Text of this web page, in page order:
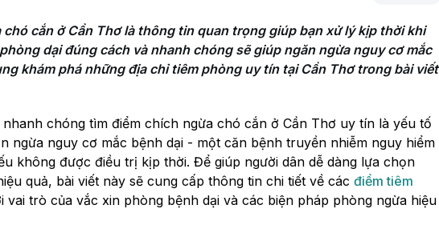
cắn ở Cần Thơ là thông tin quan trọng giúp bạn xử lý kịp thời khi
dại đúng cách và nhanh chóng sẽ giúp ngăn ngừa nguy cơ mắc
khám phá những địa chỉ tiêm phòng uy tín tại Cần Thơ trong bài viết
chóng tìm điểm chích ngừa chó cắn ở Cần Thơ uy tín là yếu tố
ngừa nguy cơ mắc bệnh dại - một căn bệnh truyền nhiễm nguy hiểm
không được điều trị kịp thời. Để giúp người dân dễ dàng lựa chọn
quả, bài viết này sẽ cung cấp thông tin chi tiết về các điểm tiêm
vai trò của vắc xin phòng bệnh dại và các biện pháp phòng ngừa hiệu